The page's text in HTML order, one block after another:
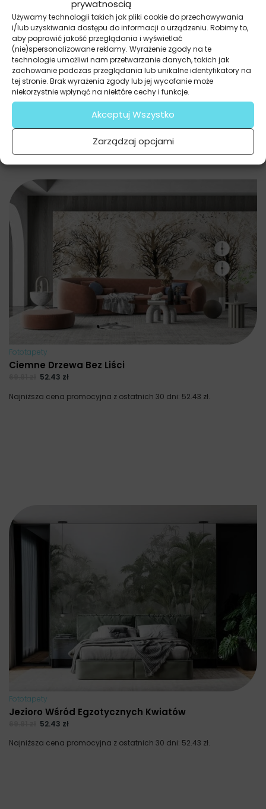
prywatnoscią
Używamy technologii takich jak pliki cookie do przechowywania
i/lub uzyskiwania dostępu do informacji o urządzeniu. Robimy to,
aby poprawić jakość przeglądania i wyświetlać
(nie)spersonalizowane reklamy. Wyrażenie zgody na te
technologie umożliwi nam przetwarzanie danych, takich jak
zachowanie podczas przeglądania lub unikalne identyfikatory na
tej stronie. Brak wyrażenia zgody lub jej wycofanie może
niekorzystnie wpłynąć na niektóre cechy i funkcje.
Akceptuj Wszystko
Zarządzaj opcjami
Fototapety
Wysokie Tropikalne Rośliny
69.91zł 52.43zł
Najniższa cena promocyjna z ostatnich 30 dni:52.43zł.
Fototapety
Ciemne Drzewa Bez Liści
52.43 zł
Najniższa cena promocyjna z ostatnich 30 dni: 52.43 zł.
Fototapety
Jezioro Wśród Egzotycznych Kwiatów
52.43 zł
Najniższa cena promocyjna z ostatnich 30 dni: 52.43 zł.